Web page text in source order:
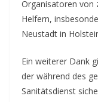
Organisatoren von
Helfern,
Neustadt in
Ein weiterer Dank
der während des
Sanitätsdienst